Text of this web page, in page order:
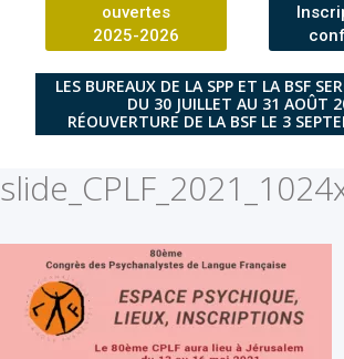
ouvertes
2025-2026
LES BUREAUX DE LA SPP ET LA BSF
DU 30 JUILLET AU 31 AOÛT
RÉOUVERTURE DE LA BSF LE 3